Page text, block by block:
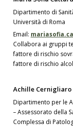
Dipartimento di
Università di Roma
Email:
Collabora ai gruppi
fattore di rischio
fattore di rischio
Achille Cernigliaro
Dipartimento per le
– Assessorato della
Complessa di